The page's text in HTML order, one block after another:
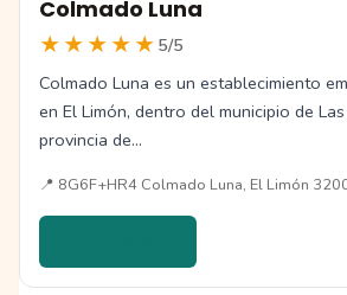
Colmado Luna
★★★★★ 5/5
Colmado Luna es un establecimiento
en El Limón, dentro del municipio de
provincia de…
📍 8G6F+HR4 Colmado Luna, El Limón